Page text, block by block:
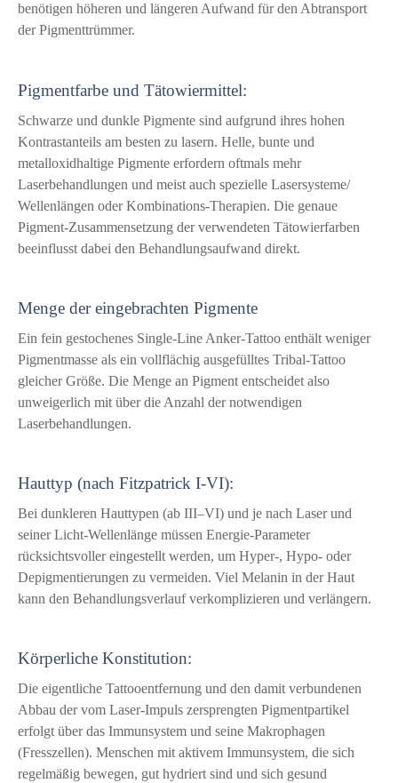
benötigen höheren und längeren Aufwand für den Abtransport
der Pigmenttrümmer.
Pigmentfarbe und Tätowiermittel:
Schwarze und dunkle Pigmente sind aufgrund ihres hohen
Kontrastanteils am besten zu lasern. Helle, bunte und
metalloxidhaltige Pigmente erfordern oftmals mehr
Laserbehandlungen und meist auch spezielle Lasersysteme/
Wellenlängen oder Kombinations-Therapien. Die genaue
Pigment-Zusammensetzung der verwendeten Tätowierfarben
beeinflusst dabei den Behandlungsaufwand direkt.
Menge der eingebrachten Pigmente
Ein fein gestochenes Single-Line Anker-Tattoo enthält weniger
Pigmentmasse als ein vollflächig ausgefülltes Tribal-Tattoo
gleicher Größe. Die Menge an Pigment entscheidet also
unweigerlich mit über die Anzahl der notwendigen
Laserbehandlungen.
Hauttyp (nach Fitzpatrick I-VI):
Bei dunkleren Hauttypen (ab III–VI) und je nach Laser und
seiner Licht-Wellenlänge müssen Energie-Parameter
rücksichtsvoller eingestellt werden, um Hyper-, Hypo- oder
Depigmentierungen zu vermeiden. Viel Melanin in der Haut
kann den Behandlungsverlauf verkomplizieren und verlängern.
Körperliche Konstitution:
Die eigentliche Tattooentfernung und den damit verbundenen
Abbau der vom Laser-Impuls zersprengten Pigmentpartikel
erfolgt über das Immunsystem und seine Makrophagen
(Fresszellen). Menschen mit aktivem Immunsystem, die sich
regelmäßig bewegen, gut hydriert sind und sich gesund